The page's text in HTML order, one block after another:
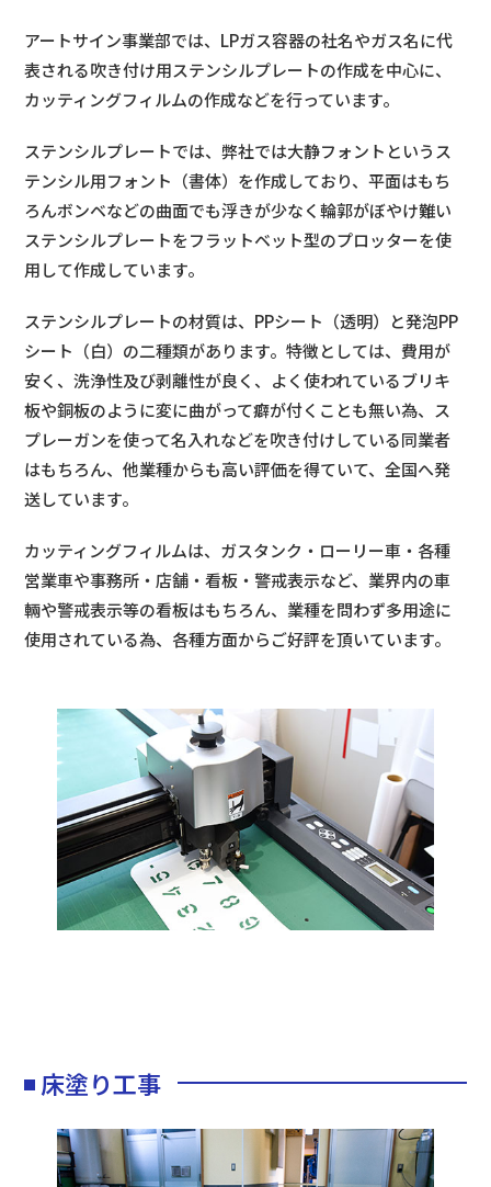
アートサイン事業部では、LPガス容器の社名やガス名に代
表される吹き付け用ステンシルプレートの作成を中心に、
カッティングフィルムの作成などを行っています。
ステンシルプレートでは、弊社では大静フォントというス
テンシル用フォント（書体）を作成しており、平面はもち
ろんボンベなどの曲面でも浮きが少なく輪郭がぼやけ難い
ステンシルプレートをフラットベット型のプロッターを使
用して作成しています。
ステンシルプレートの材質は、PPシート（透明）と発泡PP
シート（白）の二種類があります。特徴としては、費用が
安く、洗浄性及び剥離性が良く、よく使われているブリキ
板や銅板のように変に曲がって癖が付くことも無い為、ス
プレーガンを使って名入れなどを吹き付けしている同業者
はもちろん、他業種からも高い評価を得ていて、全国へ発
送しています。
カッティングフィルムは、ガスタンク・ローリー車・各種
営業車や事務所・店舗・看板・警戒表示など、業界内の車
輛や警戒表示等の看板はもちろん、業種を問わず多用途に
使用されている為、各種方面からご好評を頂いています。
床塗り工事